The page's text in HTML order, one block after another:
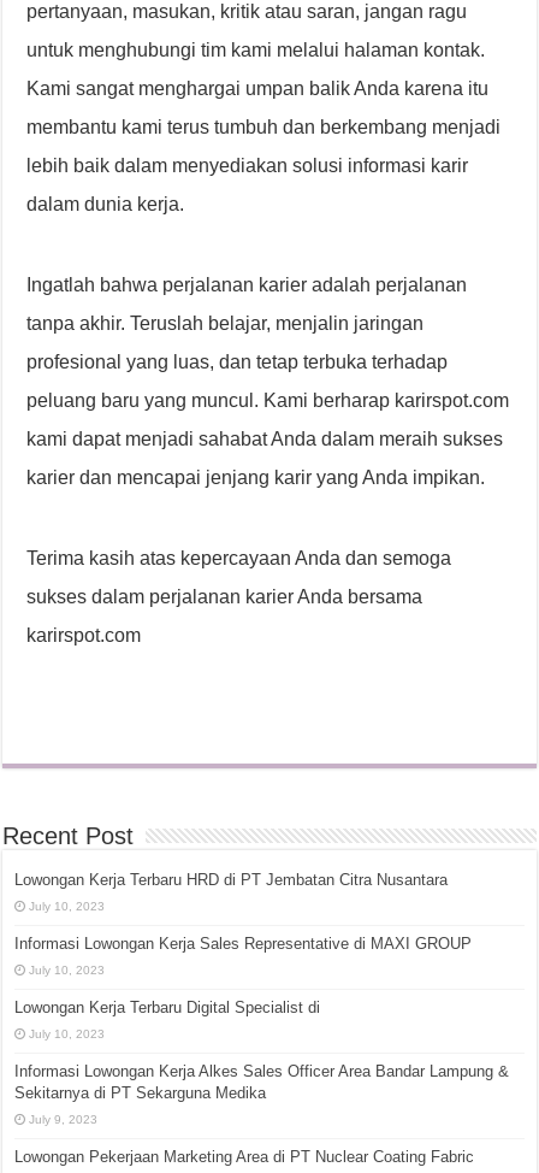
pertanyaan, masukan, kritik atau saran, jangan ragu
untuk menghubungi tim kami melalui halaman kontak.
Kami sangat menghargai umpan balik Anda karena itu
membantu kami terus tumbuh dan berkembang menjadi
lebih baik dalam menyediakan solusi informasi karir
dalam dunia kerja.
Ingatlah bahwa perjalanan karier adalah perjalanan
tanpa akhir. Teruslah belajar, menjalin jaringan
profesional yang luas, dan tetap terbuka terhadap
peluang baru yang muncul. Kami berharap karirspot.com
kami dapat menjadi sahabat Anda dalam meraih sukses
karier dan mencapai jenjang karir yang Anda impikan.
Terima kasih atas kepercayaan Anda dan semoga
sukses dalam perjalanan karier Anda bersama
karirspot.com
Recent Post
Lowongan Kerja Terbaru HRD di PT Jembatan Citra Nusantara
July 10, 2023
Informasi Lowongan Kerja Sales Representative di MAXI GROUP
July 10, 2023
Lowongan Kerja Terbaru Digital Specialist di
July 10, 2023
Informasi Lowongan Kerja Alkes Sales Officer Area Bandar Lampung &
Sekitarnya di PT Sekarguna Medika
July 9, 2023
Lowongan Pekerjaan Marketing Area di PT Nuclear Coating Fabric